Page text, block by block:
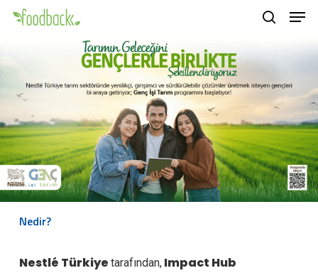
Skip
content
Nedir?
Nestlé Türkiyetarafından, Impact Hub